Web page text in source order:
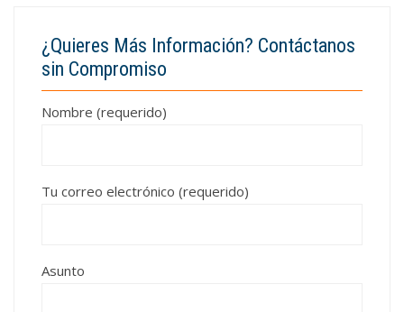
¿Quieres Más Información? Contáctanos
sin Compromiso
Nombre (requerido)
Tu correo electrónico (requerido)
Asunto